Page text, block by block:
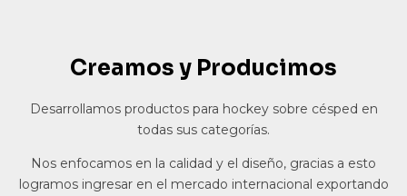
Creamos y Producimos
Desarrollamos productos para hockey sobre césped en
todas sus categorías.
Nos enfocamos en la calidad y el diseño, gracias a esto
logramos ingresar en el mercado internacional exportando